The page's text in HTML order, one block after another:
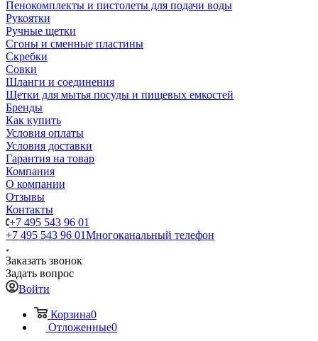
Пенокомплекты и пистолеты для подачи воды
Рукоятки
Ручные щетки
Сгоны и сменные пластины
Скребки
Совки
Шланги и соединения
Щетки для мытья посуды и пищевых емкостей
Бренды
Как купить
Условия оплаты
Условия доставки
Гарантия на товар
Компания
О компании
Отзывы
Контакты
+7 495 543 96 01
+7 495 543 96 01Многоканальный телефон
Заказать звонок
Задать вопрос
Войти
Корзина0
Отложенные0